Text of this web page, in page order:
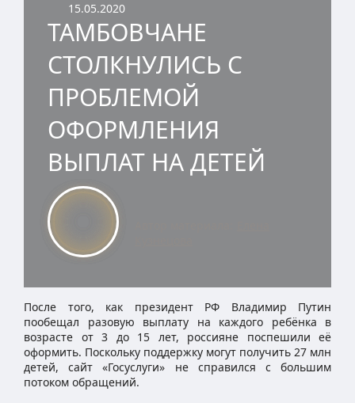
15.05.2020
ТАМБОВЧАНЕ
СТОЛКНУЛИСЬ С
ПРОБЛЕМОЙ
ОФОРМЛЕНИЯ
ВЫПЛАТ НА ДЕТЕЙ
После того, как президент РФ Владимир Путин
пообещал разовую выплату на каждого ребёнка в
возрасте от 3 до 15 лет, россияне поспешили её
оформить. Поскольку поддержку могут получить 27 млн
детей, сайт «Госуслуги» не справился с большим
потоком обращений.